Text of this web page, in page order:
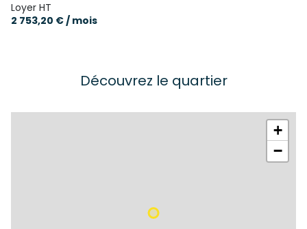
Loyer HT
2 753,20 € / mois
Découvrez le quartier
+
−